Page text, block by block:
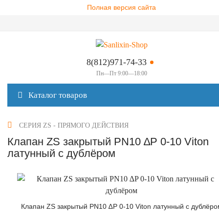
Полная версия сайта
8(812)971-74-33
Пн—Пт 9:00—18:00
Каталог товаров
СЕРИЯ ZS - ПРЯМОГО ДЕЙСТВИЯ
Клапан ZS закрытый PN10 ∆P 0-10 Viton
латунный с дублёром
Клапан ZS закрытый PN10 ∆P 0-10 Viton латунный с